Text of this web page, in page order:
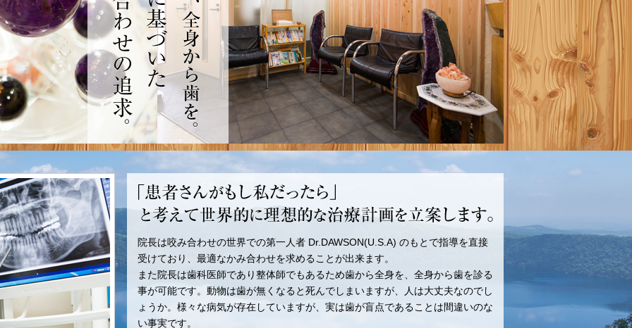
院長は咬み合わせの世界での第一人者 Dr.DAWSON(U.S.A) のもとで指導を直接
受けており、最適なかみ合わせを求めることが出来ます。
また院長は歯科医師であり整体師でもあるため歯から全身を、全身から歯を診る
事が可能です。動物は歯が無くなると死んでしまいますが、人は大丈夫なのでし
ょうか。様々な病気が存在していますが、実は歯が盲点であることは間違いのな
い事実です。